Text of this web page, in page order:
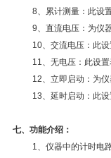
8、累计测量：此设
9、直流电压：为仪
10、交流电压：此设
11、无电压：此设置
12、立即启动：为
13、延时启动：此
七、功能介绍：
1、仪器中的计时电